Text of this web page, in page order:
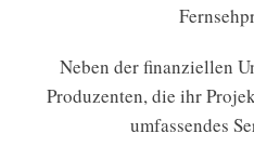
Neben der finanziellen
Produzenten, die ihr
umfassendes